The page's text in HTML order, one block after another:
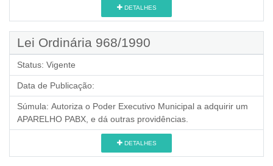
DETALHES
Lei Ordinária 968/1990
Status: Vigente
Data de Publicação:
Súmula: Autoriza o Poder Executivo Municipal a adquirir um
APARELHO PABX, e dá outras providências.
DETALHES